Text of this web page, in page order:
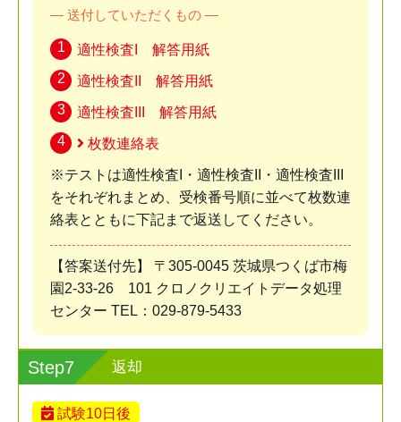
― 送付していただくもの ―
適性検査I 解答用紙
適性検査II 解答用紙
適性検査III 解答用紙
枚数連絡表
※テストは適性検査I・適性検査II・適性検査III
をそれぞれまとめ、受検番号順に並べて枚数連
絡表とともに下記まで返送してください。
【答案送付先】 〒305-0045 茨城県つくば市梅
園2-33-26 101 クロノクリエイトデータ処理
センター TEL：029-879-5433
Step7 返却
試験10日後